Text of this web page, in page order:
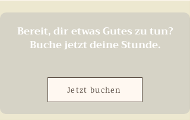
Bereit, dir etwas Gutes zu tun?
Buche jetzt deine Stunde.
Jetzt buchen